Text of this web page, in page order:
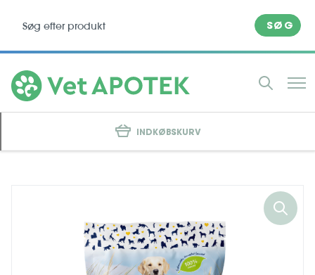
SØG
INDKØBSKURV